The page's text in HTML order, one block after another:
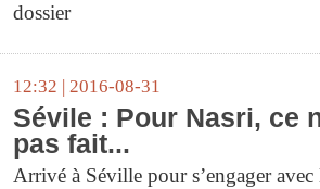
dossier
12:32 | 2016-08-31
Sévile : Pour Nasri, ce
pas fait...
Arrivé à Séville pour s’engager